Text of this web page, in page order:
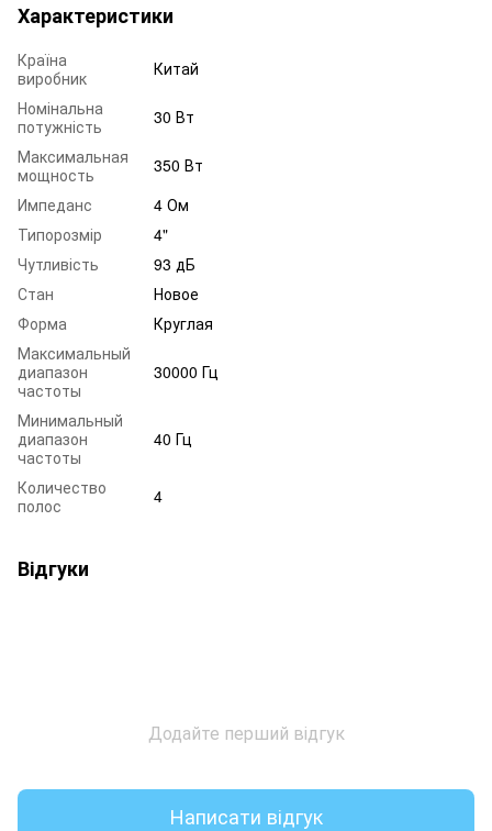
Характеристики
Країна
виробник
Китай
Номінальна
потужність
30 Вт
Максимальная
мощность
350 Вт
Импеданс
4 Ом
Типорозмір
4"
Чутливість
93 дБ
Стан
Новое
Форма
Круглая
Максимальный
диапазон
частоты
30000 Гц
Минимальный
диапазон
частоты
40 Гц
Количество
полос
4
Відгуки
Додайте перший відгук
Написати відгук